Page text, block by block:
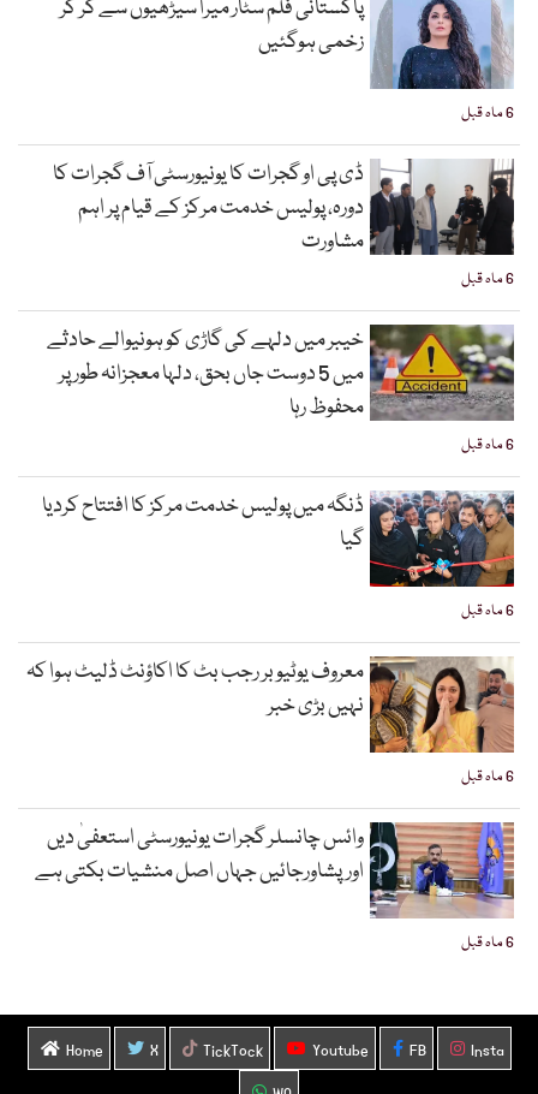
6 ماہ قبل
پاکستانی فلم سٹار میرا سیڑھیوں سے گر کر
زخمی ہوگئیں
6 ماہ قبل
ڈی پی او گجرات کا یونیورسٹی آف گجرات کا
دورہ، پولیس خدمت مرکز کے قیام پر اہم
مشاورت
6 ماہ قبل
خیبر میں دلہے کی گاڑی کو ہونیوالے حادثے
میں 5 دوست جاں بحق، دلہا معجزانہ طور پر
محفوظ رہا
6 ماہ قبل
ڈنگہ میں پولیس خدمت مرکز کا افتتاح کردیا
گیا
6 ماہ قبل
معروف یوٹیوبر رجب بٹ کا اکاؤنٹ ڈلیٹ ہوا کہ
نہیں بڑی خبر
6 ماہ قبل
وائس چانسلر گجرات یونیورسٹی استعفیٰ دیں
اورپشاورجائیں جہاں اصل منشیات بکتی ہے
Home X TickTock Youtube FB
Insta